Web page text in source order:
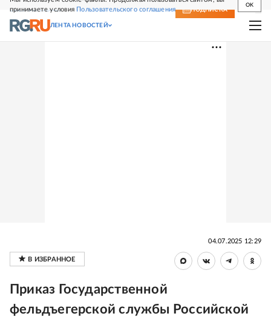
принимаете условия Пользовательского соглашения
OK
СВЕЖИЙ НОМЕР ПОДПИСКА
ЛЕНТА НОВОСТЕЙ
04.07.2025 12:29
Приказ Государственной
фельдъегерской службы Российской